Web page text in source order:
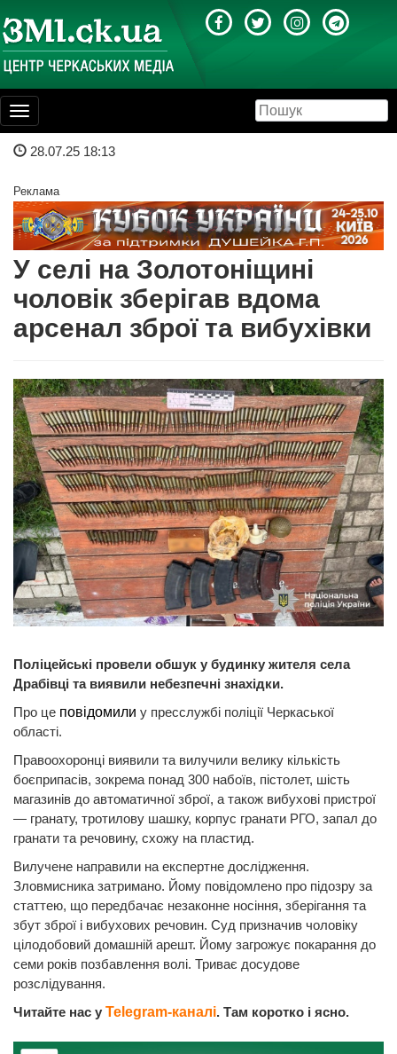
Toggle
navigation
28.07.25 18:13
Реклама
У селі на Золотоніщині
чоловік зберігав вдома
арсенал зброї та вибухівки
Поліцейські провели обшук у будинку жителя села
Драбівці та виявили небезпечні знахідки.
Про це повідомили у пресслужбі поліції Черкаської
області.
Правоохоронці виявили та вилучили велику кількість
боєприпасів, зокрема понад 300 набоїв, пістолет, шість
магазинів до автоматичної зброї, а також вибухові пристрої
— гранату, тротилову шашку, корпус гранати РГО, запал до
гранати та речовину, схожу на пластид.
Вилучене направили на експертне дослідження.
Зловмисника затримано. Йому повідомлено про підозру за
статтею, що передбачає незаконне носіння, зберігання та
збут зброї і вибухових речовин. Суд призначив чоловіку
цілодобовий домашній арешт. Йому загрожує покарання до
семи років позбавлення волі. Триває досудове
розслідування.
Читайте нас у Telegram-каналі. Там коротко і ясно.